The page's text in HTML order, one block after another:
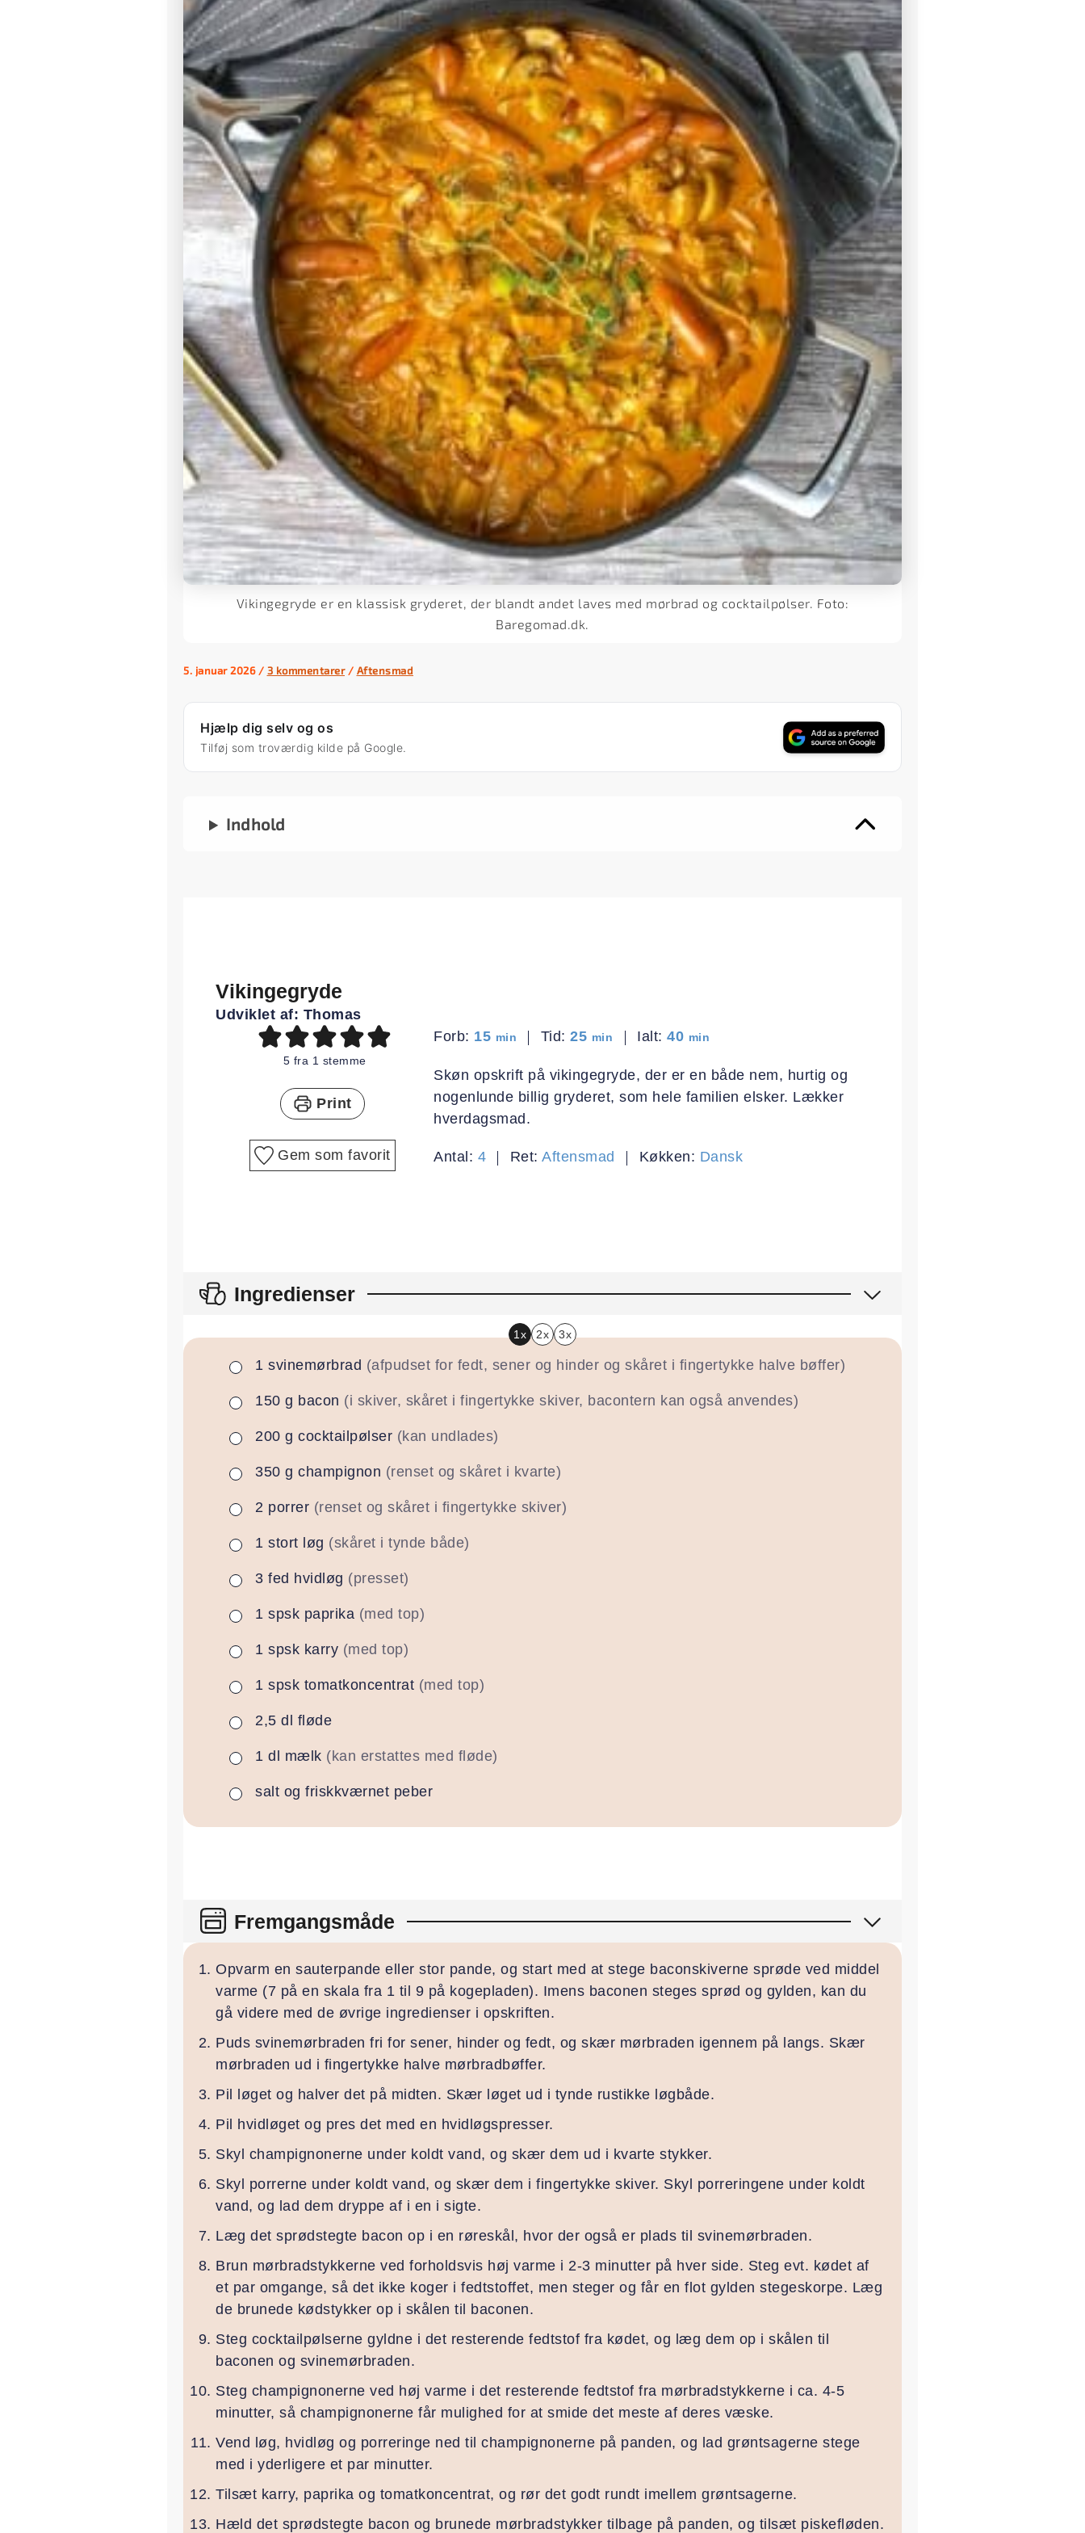
Vikingegryde er en klassisk gryderet, der blandt andet laves med mørbrad og cocktailpølser. Foto:
Baregomad.dk.
5. januar 2026/ 3 kommentarer / Aftensmad
Hjælp dig selv og os
Tilføj som troværdig kilde på Google.
Indhold
Vikingegryde
Udviklet af: Thomas
5 fra 1 stemme
Print
Gem som favorit
Forb: 15minutter
min Tid:25minutter
min Ialt:40minutter
min
Skøn opskrift på vikingegryde, der er en både nem, hurtig og
nogenlunde billig gryderet, som hele familien elsker. Lækker
hverdagsmad.
Antal: 4 Ret:Aftensmad Køkken: Dansk
Ingredienser
1x 2x 3x
▢1 svinemørbrad (afpudset for fedt, sener og hinder og skåret i fingertykke halve bøffer)
▢150 g bacon (i skiver, skåret i fingertykke skiver, bacontern kan også anvendes)
▢
200 g cocktailpølser (kan undlades)
▢
350 g champignon (renset og skåret i kvarte)
▢
2 porrer (renset og skåret i fingertykke skiver)
▢1 stort løg (skåret i tynde både)
▢
3 fed hvidløg (presset)
▢1 spsk paprika (med top)
▢1 spsk karry (med top)
▢1 spsk tomatkoncentrat (med top)
▢
2,5 dl fløde
▢1 dl mælk (kan erstattes med fløde)
▢
salt og friskkværnet peber
Fremgangsmåde
Opvarm en sauterpande eller stor pande, og start med at stege baconskiverne sprøde ved middel
varme (7 på en skala fra 1 til 9 på kogepladen). Imens baconen steges sprød og gylden, kan du
gå videre med de øvrige ingredienser i opskriften.
Puds svinemørbraden fri for sener, hinder og fedt, og skær mørbraden igennem på langs. Skær
mørbraden ud i fingertykke halve mørbradbøffer.
Pil løget og halver det på midten. Skær løget ud i tynde rustikke løgbåde.
Pil hvidløget og pres det med en hvidløgspresser.
Skyl champignonerne under koldt vand, og skær dem ud i kvarte stykker.
Skyl porrerne under koldt vand, og skær dem i fingertykke skiver. Skyl porreringene under koldt
vand, og lad dem dryppe af i en i sigte.
Læg det sprødstegte bacon op i en røreskål, hvor der også er plads til svinemørbraden.
Brun mørbradstykkerne ved forholdsvis høj varme i 2-3 minutter på hver side. Steg evt. kødet af
et par omgange, så det ikke koger i fedtstoffet, men steger og får en flot gylden stegeskorpe. Læg
de brunede kødstykker op i skålen til baconen.
Steg cocktailpølserne gyldne i det resterende fedtstof fra kødet, og læg dem op i skålen til
baconen og svinemørbraden.
Steg champignonerne ved høj varme i det resterende fedtstof fra mørbradstykkerne i ca. 4-5
minutter, så champignonerne får mulighed for at smide det meste af deres væske.
Vend løg, hvidløg og porreringe ned til champignonerne på panden, og lad grøntsagerne stege
med i yderligere et par minutter.
Tilsæt karry, paprika og tomatkoncentrat, og rør det godt rundt imellem grøntsagerne.
Hæld det sprødstegte bacon og brunede mørbradstykker tilbage på panden, og tilsæt piskefløden.